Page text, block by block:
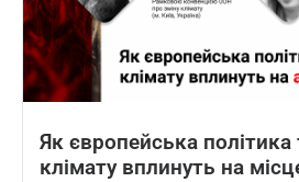
Як європейська політика
клімату вплинуть на